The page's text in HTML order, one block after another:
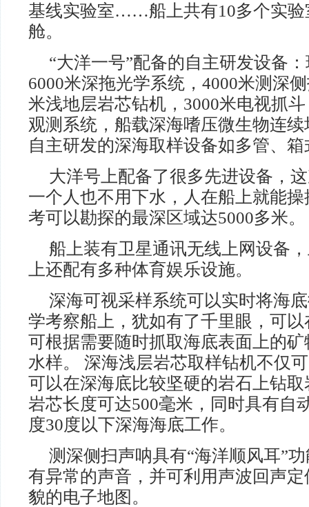
基线实验室……船上共有10多个实验
舱。
“大洋一号”配备的自主研发设备
6000米深拖光学系统，4000米测深
米浅地层岩芯钻机，3000米电视抓
观测系统，船载深海嗜压微生物连
自主研发的深海取样设备如多管、
大洋号上配备了很多先进设备，
一个人也不用下水，人在船上就能
考可以勘探的最深区域达5000多米。
船上装有卫星通讯无线上网设备
上还配有多种体育娱乐设施。
深海可视采样系统可以实时将海
学考察船上，犹如有了千里眼，可
可根据需要随时抓取海底表面上的
水样。 深海浅层岩芯取样钻机不仅
可以在深海底比较坚硬的岩石上钻
岩芯长度可达500毫米，同时具有自
度30度以下深海海底工作。
测深侧扫声呐具有“海洋顺风耳”
有异常的声音，并可利用声波回声
貌的电子地图。